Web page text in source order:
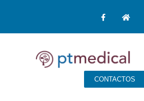
CONTACTOS